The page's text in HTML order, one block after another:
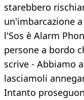
starebbero
un'imbarcazione
l'Sos è Alarm
persone a bordo
scrive - Abbiamo
lasciamoli
Intanto